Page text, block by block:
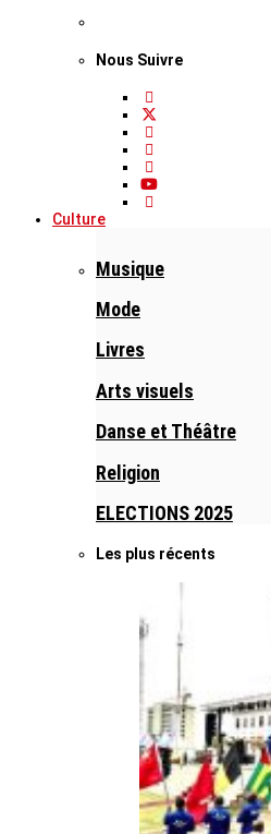
Nous Suivre
Culture
Musique
Mode
Livres
Arts visuels
Danse et Théâtre
Religion
ELECTIONS 2025
Les plus récents